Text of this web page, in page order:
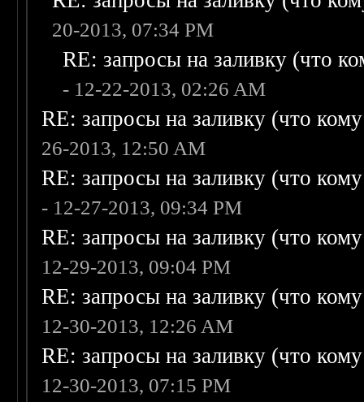
20-2013, 07:34 PM
RE: запросы на заливку (что
- 12-22-2013, 02:26 AM
RE: запросы на заливку (что
26-2013, 12:50 AM
RE: запросы на заливку (что
- 12-27-2013, 09:34 PM
RE: запросы на заливку (что
12-29-2013, 09:04 PM
RE: запросы на заливку (что
12-30-2013, 12:26 AM
RE: запросы на заливку (что
12-30-2013, 07:15 PM